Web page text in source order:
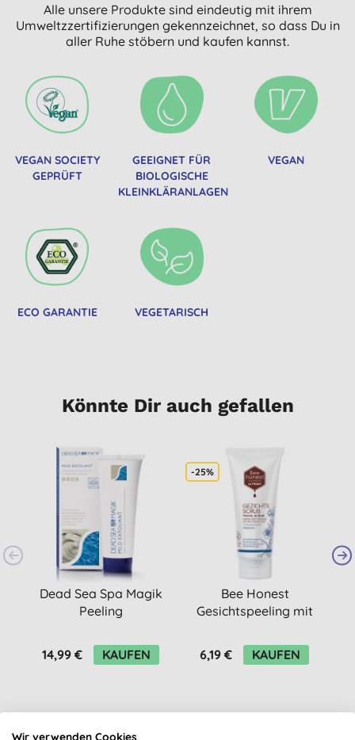
Alle unsere Produkte sind eindeutig mit ihrem
Umweltzzertifizierungen gekennzeichnet, so dass Du in
aller Ruhe stöbern und kaufen kannst.
VEGAN SOCIETY
GEPRÜFT
GEEIGNET FÜR
BIOLOGISCHE
KLEINKLÄRANLAGEN
VEGAN
ECO GARANTIE VEGETARISCH
Könnte Dir auch gefallen
Dead Sea Spa Magik
Peeling
14,99 € KAUFEN
-25%
Bee Honest
Gesichtspeeling mit
6,19 €
KAUFEN
Wir verwenden Cookies